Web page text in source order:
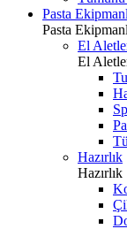
Pasta
Pasta
El
El
Hazırlık
Hazırlık